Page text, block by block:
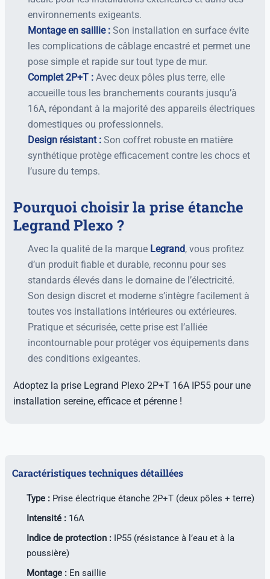
environnements exigeants.
Montage en saillie : Son installation en surface évite
les complications de câblage encastré et permet une
pose simple et rapide sur tout type de mur.
Complet 2P+T : Avec deux pôles plus terre, elle
accueille tous les branchements courants jusqu’à
16A, répondant à la majorité des appareils électriques
domestiques ou professionnels.
Design résistant : Son coffret robuste en matière
synthétique protège efficacement contre les chocs et
l’usure du temps.
Pourquoi choisir la prise étanche
Legrand Plexo ?
Avec la qualité de la marque Legrand, vous profitez
d’un produit fiable et durable, reconnu pour ses
standards élevés dans le domaine de l’électricité.
Son design discret et moderne s’intègre facilement à
toutes vos installations intérieures ou extérieures.
Pratique et sécurisée, cette prise est l’alliée
incontournable pour protéger vos équipements dans
des conditions exigeantes.
Adoptez la prise Legrand Plexo 2P+T 16A IP55 pour une
installation sereine, efficace et pérenne !
Caractéristiques techniques détaillées
Type : Prise électrique étanche 2P+T (deux pôles + terre)
Intensité : 16A
Indice de protection : IP55 (résistance à l’eau et à la
poussière)
Montage : En saillie